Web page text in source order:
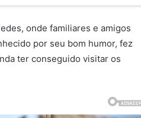
onde familiares e amigos
por seu bom humor, fez
ter conseguido visitar os